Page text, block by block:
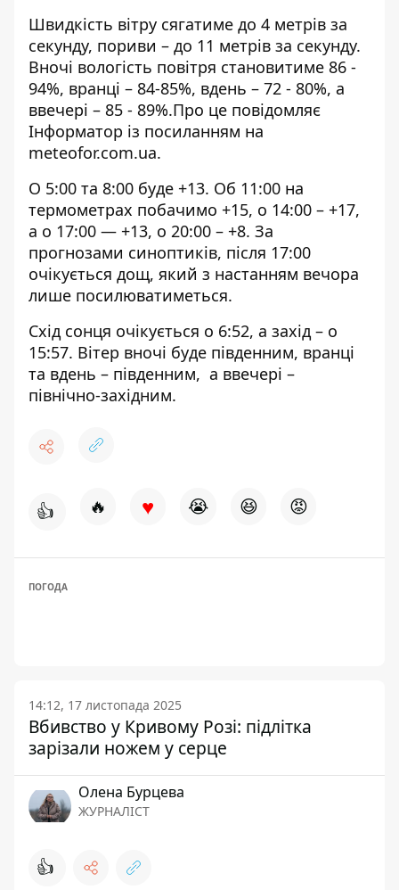
Швидкість вітру сягатиме до 4 метрів за
секунду, пориви – до 11 метрів за секунду.
Вночі вологість повітря становитиме 86 -
94%, вранці – 84-85%, вдень – 72 - 80%, а
ввечері – 85 - 89%.Про це повідомляє
Інформатор із посиланням на
meteofor.com.ua.
О 5:00 та 8:00 буде +13. Об 11:00 на
термометрах побачимо +15, о 14:00 – +17,
а о 17:00 — +13, о 20:00 – +8. За
прогнозами синоптиків, після 17:00
очікується дощ, який з настанням вечора
лише посилюватиметься.
Схід сонця очікується о 6:52, а захід – о
15:57. Вітер вночі буде південним, вранці
та вдень – південним, а ввечері –
північно-західним.
👍 🔥 ♥ 😭 😆 😡
ПОГОДА
14:12, 17 листопада 2025
Вбивство у Кривому Розі: підлітка
зарізали ножем у серце
Олена Бурцева
ЖУРНАЛІСТ
👍